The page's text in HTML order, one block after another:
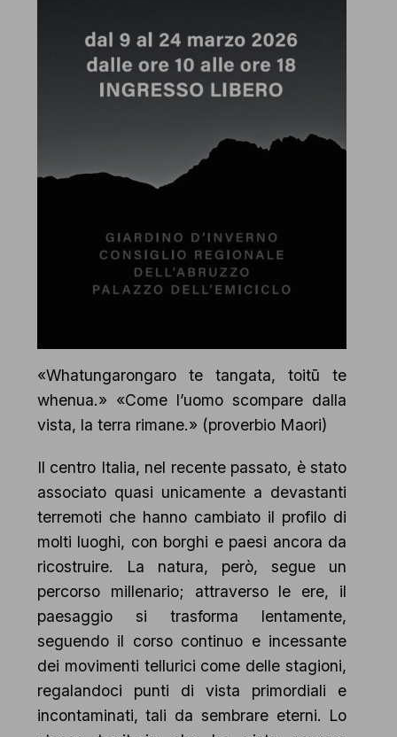
«Whatungarongaro te tangata, toitū te
whenua.» «Come l’uomo scompare dalla
vista, la terra rimane.» (proverbio Maori)
Il centro Italia, nel recente passato, è stato
associato quasi unicamente a devastanti
terremoti che hanno cambiato il profilo di
molti luoghi, con borghi e paesi ancora da
ricostruire. La natura, però, segue un
percorso millenario; attraverso le ere, il
paesaggio si trasforma lentamente,
seguendo il corso continuo e incessante
dei movimenti tellurici come delle stagioni,
regalandoci punti di vista primordiali e
incontaminati, tali da sembrare eterni. Lo